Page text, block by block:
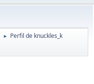
► Perfil de knuckles_k